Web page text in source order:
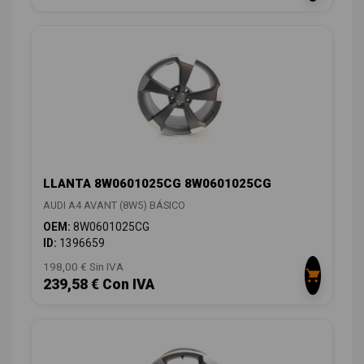
LLANTA 8W0601025CG 8W0601025CG
AUDI A4 AVANT (8W5) BÁSICO
OEM: 8W0601025CG
ID: 1396659
198,00 € Sin IVA
239,58 € Con IVA